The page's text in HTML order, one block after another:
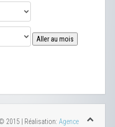
Aller au mois
2015 | Réalisation: Agence